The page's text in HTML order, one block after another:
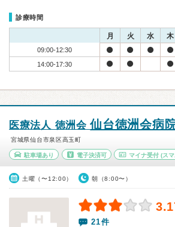
診療時間
月 火 水 木
09:00-12:30
14:00-17:30
医療法人 徳洲会仙台徳洲会病
宮城県仙台市泉区高玉町
駐車場あり 電子決済可 マイナ受付 (ス
土曜（〜12:00） 朝（8:00〜）
21件